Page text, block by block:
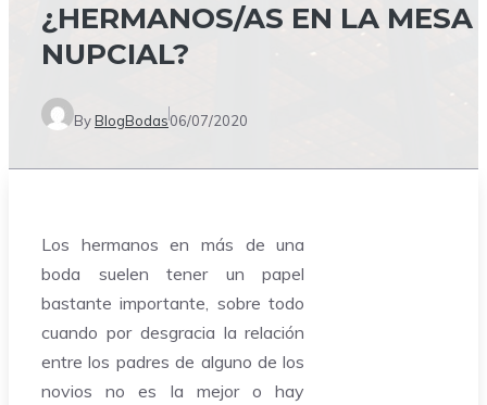
¿HERMANOS/AS EN LA MESA
NUPCIAL?
ByBlogBodas06/07/2020
Los hermanos en más de una
boda suelen tener un papel
bastante importante, sobre todo
cuando por desgracia la relación
entre los padres de alguno de los
novios no es la mejor o hay